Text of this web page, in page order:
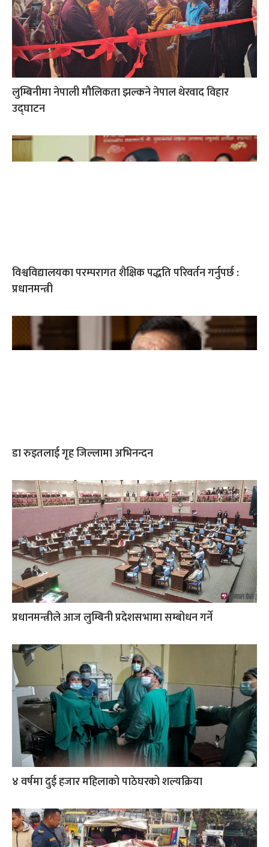
लुम्बिनीमा नेपाली मौलिकता झल्कने नेपाल थेरवाद विहार
उद्घाटन
विश्वविद्यालयका परम्परागत शैक्षिक पद्धति परिवर्तन गर्नुपर्छ :
प्रधानमन्त्री
डा रुइतलाई गृह जिल्लामा अभिनन्दन
प्रधानमन्त्रीले आज लुम्बिनी प्रदेशसभामा सम्बोधन गर्ने
४ वर्षमा दुई हजार महिलाको पाठेघरको शल्यक्रिया